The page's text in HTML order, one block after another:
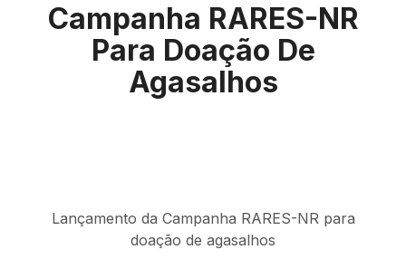
Campanha RARES-NR
Para Doação De
Agasalhos
Lançamento da Campanha RARES-NR para
doação de agasalhos